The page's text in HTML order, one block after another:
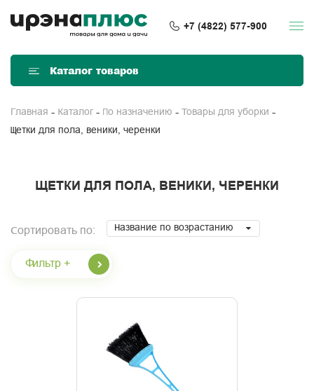
+7 (4822) 577-900
Каталог товаров
Главная Каталог По назначению
Товары для уборки
Щетки для пола, веники, черенки
ЩЕТКИ ДЛЯ ПОЛА, ВЕНИКИ, ЧЕРЕНКИ
Сортировать по: Название по возрастанию
Фильтр +